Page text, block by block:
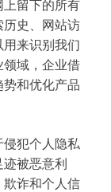
上留下的所有
历史、网站访
来识别我们
领域，企业借
和优化产品
犯个人隐私
被恶意利
欺诈和个人信